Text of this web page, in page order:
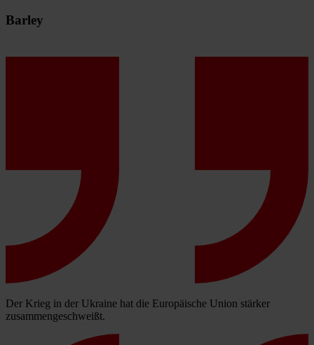
Barley
Der Krieg in der Ukraine hat die Europäische Union stärker
zusammengeschweißt.